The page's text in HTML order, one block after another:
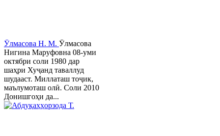
Ӯлмасова Н. М. Ӯлмасова
Нигина Маруфовна 08-уми
октябри соли 1980 дар
шаҳри Хуҷанд таваллуд
шудааст. Миллаташ тоҷик,
маълумоташ олӣ. Соли 2010
Донишгоҳи да...